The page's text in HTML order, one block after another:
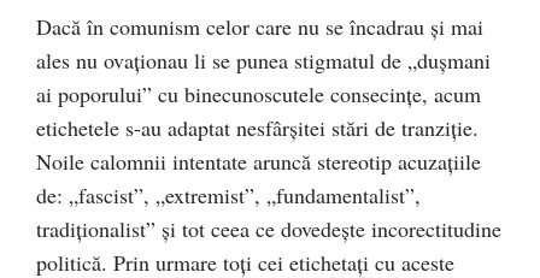
Dacă în comunism celor care nu se încadrau și mai
ales nu ovaționau li se punea stigmatul de „dușmani
ai poporului” cu binecunoscutele consecințe, acum
etichetele s-au adaptat nesfârșitei stări de tranziție.
Noile calomnii intentate aruncă stereotip acuzațiile
de: „fascist”, „extremist”, „fundamentalist”,
tradiționalist” și tot ceea ce dovedește incorectitudine
politică. Prin urmare toți cei etichetați cu aceste